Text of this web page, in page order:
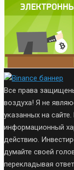
Все права
воздуха! Я не
указанных на
информационный
действию.
думайте своей
перекладывая